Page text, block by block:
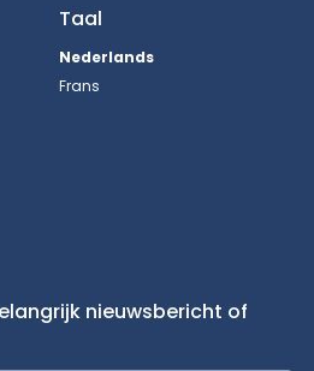
Taal
Nederlands
Frans
nieuwsbericht of